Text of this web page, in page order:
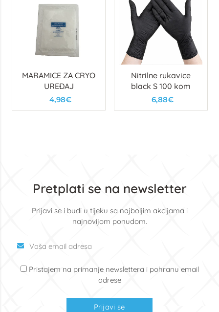
MARAMICE ZA CRYO
UREĐAJ
4,98€
Nitrilne rukavice
black S 100 kom
6,88€
Pretplati se na newsletter
Prijavi se i budi u tijeku sa najboljim akcijama i
najnovijom ponudom.
Pristajem na primanje newslettera i pohranu email
adrese
Prijavi se